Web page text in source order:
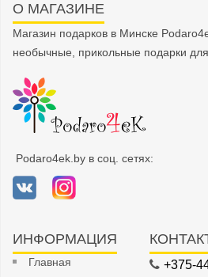
О МАГАЗИНЕ
Магазин подарков в Минске
необычные, прикольные подарки
Podaro4ek.by в соц. сетях:
ИНФОРМАЦИЯ
Главная
+375-